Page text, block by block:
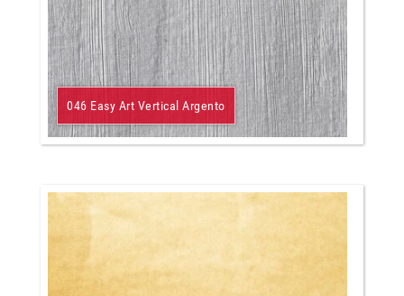
046 Easy Art Vertical Argento